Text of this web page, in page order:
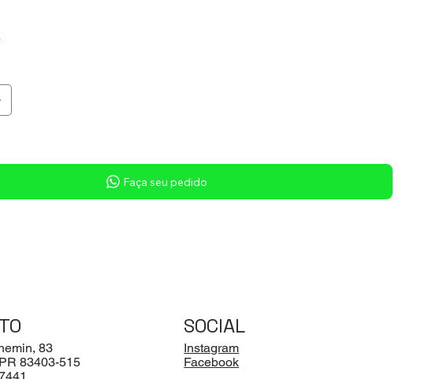
Faça seu pedido
83
83403-515
SOCIAL
Instagram
Facebook